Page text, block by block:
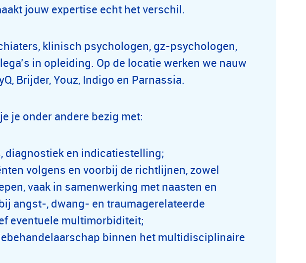
jouw expertise echt het verschil.
klinisch psychologen, gz-psychologen,
in opleiding. Op de locatie werken we nauw
Brijder, Youz, Indigo en Parnassia.
je onder andere bezig met:
diagnostiek en indicatiestelling;
volgens en voorbij de richtlijnen, zowel
vaak in samenwerking met naasten en
angst-, dwang- en traumagerelateerde
eventuele multimorbiditeit;
binnen het multidisciplinaire